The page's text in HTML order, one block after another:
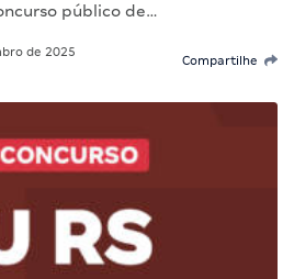
público de…
de 2025
Compartilhe